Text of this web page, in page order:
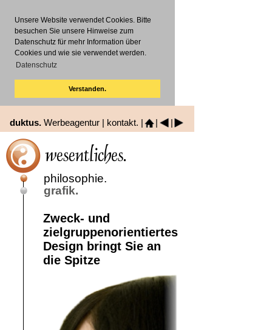
Unsere Website verwendet Cookies. Bitte
besuchen Sie unsere Hinweise zum
Datenschutz für mehr Information über
Cookies und wie sie verwendet werden.
Datenschutz
Verstanden.
duktus. Werbeagentur | kontakt. | | |
philosophie.
grafik.
Zweck- und
zielgruppenorientiertes
Design bringt Sie an
die Spitze